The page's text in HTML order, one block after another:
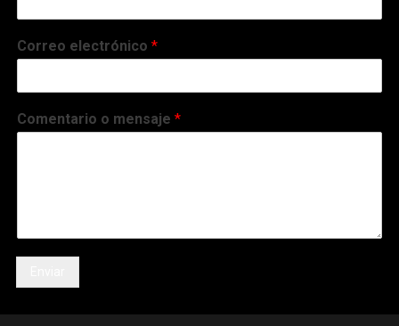
Correo electrónico*
Comentario o mensaje*